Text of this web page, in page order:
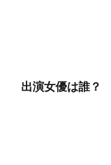
出演女優は誰？